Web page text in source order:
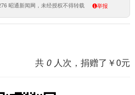
昭通新闻网，未经授权不得转载 举报
共 0 人次，捐赠了￥0元